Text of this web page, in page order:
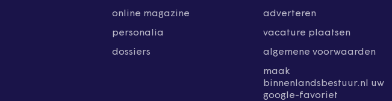
online magazine
personalia
dossiers
adverteren
vacature plaatsen
algemene voorwaarden
maak
binnenlandsbestuur.nl uw
google-favoriet